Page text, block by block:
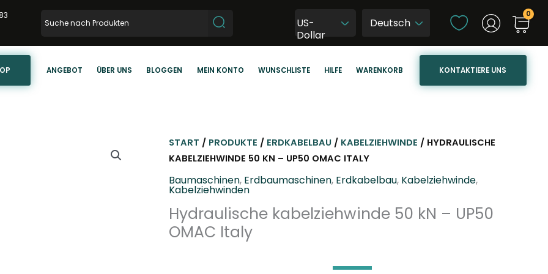
US-
Dollar
c
u
s
ä
l
y
e
j
ANGEBOT ÜBER UNS BLOGGEN MEIN KONTO WUNSCHLISTE HILFE WARENKORB KONTAKTIERE UNS
START / PRODUKTE / ERDKABELBAU / KABELZIEHWINDE / HYDRAULISCHE
KABELZIEHWINDE 50 KN – UP50 OMAC ITALY
Baumaschinen, Erdbaumaschinen, Erdkabelbau, Kabelziehwinde,
Kabelziehwinden
Hydraulische kabelziehwinde 50 kN – UP50
OMAC Italy